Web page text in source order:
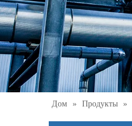
Дом » Продукты »